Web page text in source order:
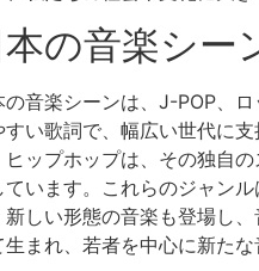
本の音楽シー
の音楽シーンは、J-POP、
すい歌詞で、幅広い世代に
ヒップホップは、その独自
ています。これらのジャン
新しい形態の音楽も登場し
生まれ、若者を中心に新たな